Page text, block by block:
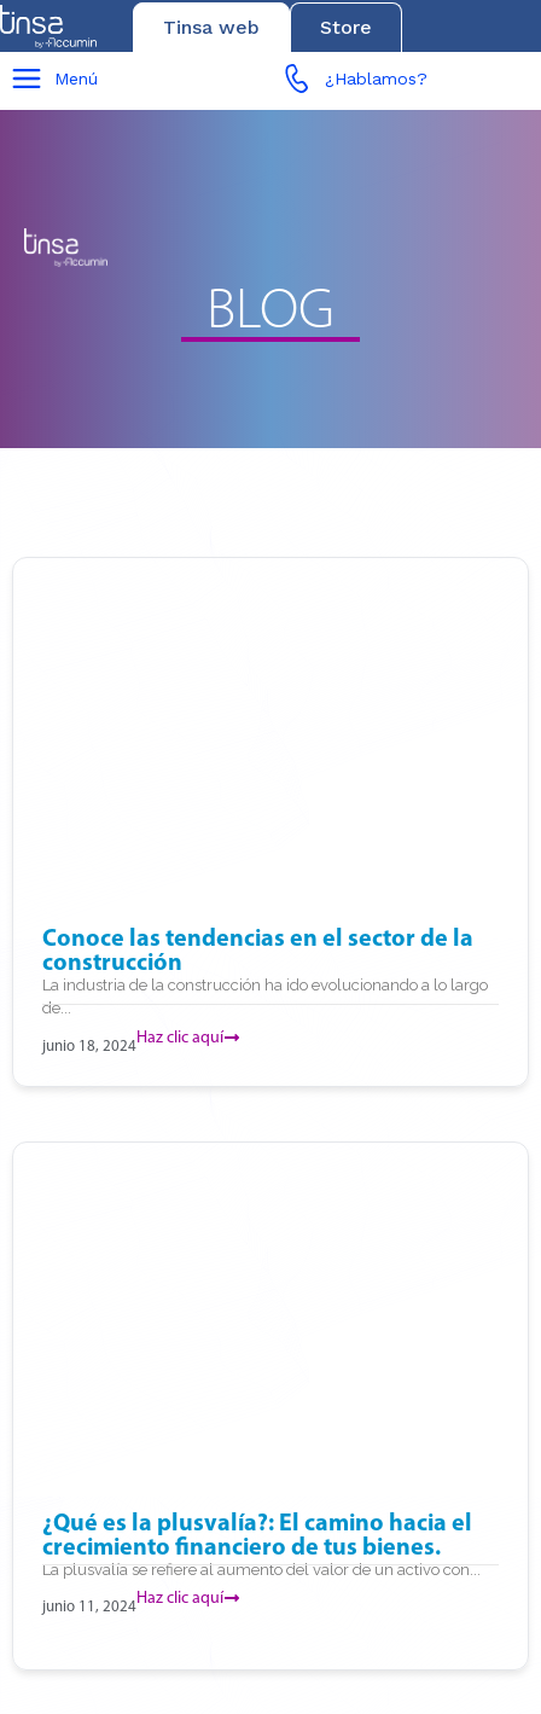
Tinsa web Store
Menú ¿Hablamos?
BLOG
Conoce las tendencias en el sector de la
construcción
La industria de la construcción ha ido evolucionando a lo largo
de...
junio 18, 2024Haz clic aquí
¿Qué es la plusvalía?: El camino hacia el
crecimiento financiero de tus bienes.
La plusvalía se refiere al aumento del valor de un activo con...
junio 11, 2024Haz clic aquí